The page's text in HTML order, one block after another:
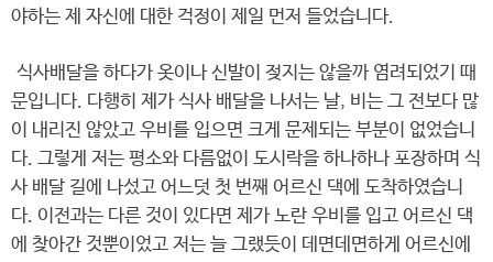
야하는 제 자신에 대한 걱정이 제일 먼저 들었습니다.
식사배달을 하다가 옷이나 신발이 젖지는 않을까 염려되었기 때
문입니다. 다행히 제가 식사 배달을 나서는 날, 비는 그 전보다 많
이 내리진 않았고 우비를 입으면 크게 문제되는 부분이 없었습니
다. 그렇게 저는 평소와 다름없이 도시락을 하나하나 포장하며 식
사 배달 길에 나섰고 어느덧 첫 번째 어르신 댁에 도착하였습니
다. 이전과는 다른 것이 있다면 제가 노란 우비를 입고 어르신 댁
에 찾아간 것뿐이었고 저는 늘 그랬듯이 데면데면하게 어르신에